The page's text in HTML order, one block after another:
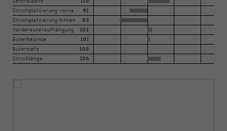
Zentralband 110
Strichplatzierung vorne 92
Strichplatzierung hinten 83
Vordereuteraufhängung 102
Euterbalance 101
Eutertiefe 100
Strichlänge 106